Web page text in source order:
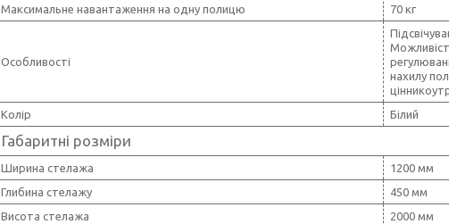
Максимальне навантаження на одну полицю
70 кг
Особливості
нахилу
Колір
Білий
Габаритні розміри
Ширина стелажа
1200 мм
Глибина стелажу
450 мм
Висота стелажа
2000 мм